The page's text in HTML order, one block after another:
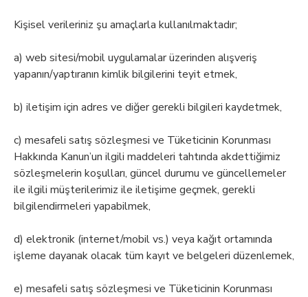
Kişisel verileriniz şu amaçlarla kullanılmaktadır;
a) web sitesi/mobil uygulamalar üzerinden alışveriş
yapanın/yaptıranın kimlik bilgilerini teyit etmek,
b) iletişim için adres ve diğer gerekli bilgileri kaydetmek,
c) mesafeli satış sözleşmesi ve Tüketicinin Korunması
Hakkında Kanun’un ilgili maddeleri tahtında akdettiğimiz
sözleşmelerin koşulları, güncel durumu ve güncellemeler
ile ilgili müşterilerimiz ile iletişime geçmek, gerekli
bilgilendirmeleri yapabilmek,
d) elektronik (internet/mobil vs.) veya kağıt ortamında
işleme dayanak olacak tüm kayıt ve belgeleri düzenlemek,
e) mesafeli satış sözleşmesi ve Tüketicinin Korunması